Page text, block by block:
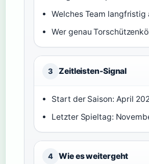
Welches Team
Wer genau
3 Zeitleisten-Signal
Start der Saison: April
Letzter Spieltag:
4 Wie es weitergeht